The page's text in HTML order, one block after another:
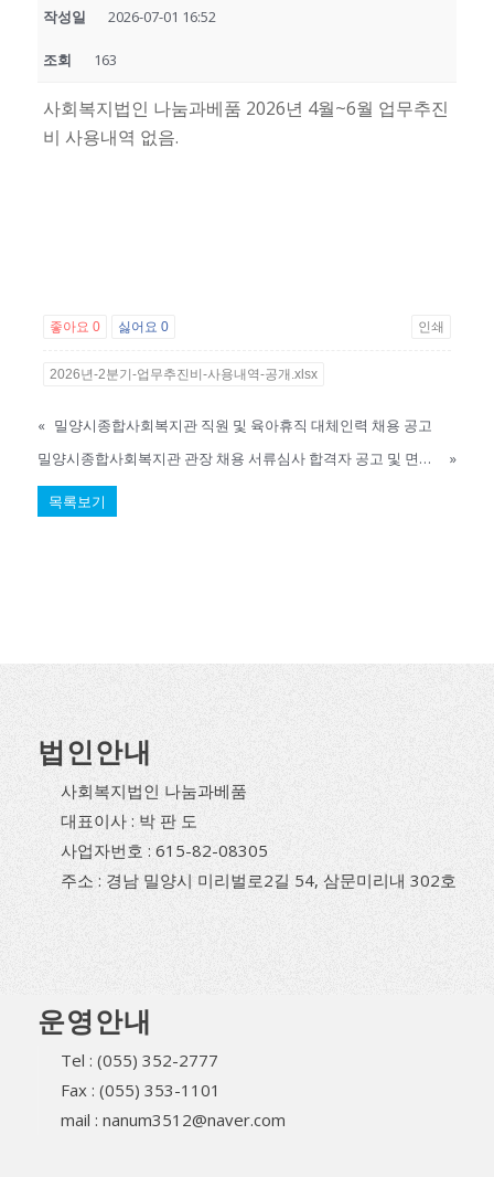
작성일 2026-07-01 16:52
조회 163
사회복지법인 나눔과베품 2026년 4월~6월 업무추진
비 사용내역 없음.
좋아요 0 싫어요 0 인쇄
2026년-2분기-업무추진비-사용내역-공개.xlsx
« 밀양시종합사회복지관 직원 및 육아휴직 대체인력 채용 공고
밀양시종합사회복지관 관장 채용 서류심사 합격자 공고 및 면접심사 일정 안내
»
목록보기
법인안내
사회복지법인 나눔과베품
대표이사 : 박 판 도
사업자번호 : 615-82-08305
주소 : 경남 밀양시 미리벌로2길 54, 삼문미리내 302호
운영안내
Tel : (055) 352-2777
Fax : (055) 353-1101
mail : nanum3512@naver.com